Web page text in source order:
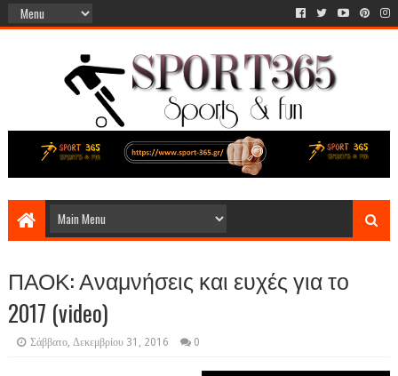
ΠΑΟΚ: Αναμνήσεις και ευχές για το
2017 (video)
Σάββατο, Δεκεμβρίου 31, 2016 0